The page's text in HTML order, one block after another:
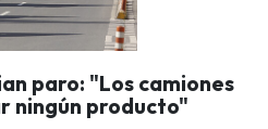
paro: "Los camiones
ningún producto"